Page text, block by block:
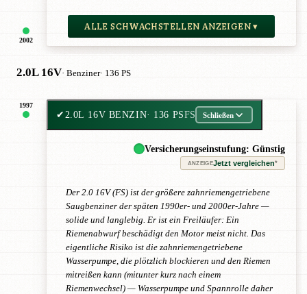
2002
ALLE SCHWACHSTELLEN ANZEIGEN ▾
2.0L 16V· Benziner· 136 PS
1997
✔ 2.0L 16V BENZIN· 136 PSFS Schließen
Versicherungseinstufung: Günstig
ANZEIGEJetzt vergleichen*
Der 2.0 16V (FS) ist der größere zahnriemengetriebene
Saugbenziner der späten 1990er- und 2000er-Jahre —
solide und langlebig. Er ist ein Freiläufer: Ein
Riemenabwurf beschädigt den Motor meist nicht. Das
eigentliche Risiko ist die zahnriemengetriebene
Wasserpumpe, die plötzlich blockieren und den Riemen
mitreißen kann (mitunter kurz nach einem
Riemenwechsel) — Wasserpumpe und Spannrolle daher